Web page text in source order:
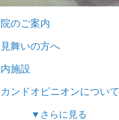
院のご案内
舞いの方へ
施設
ンドオピニオンについて
▼さらに見る